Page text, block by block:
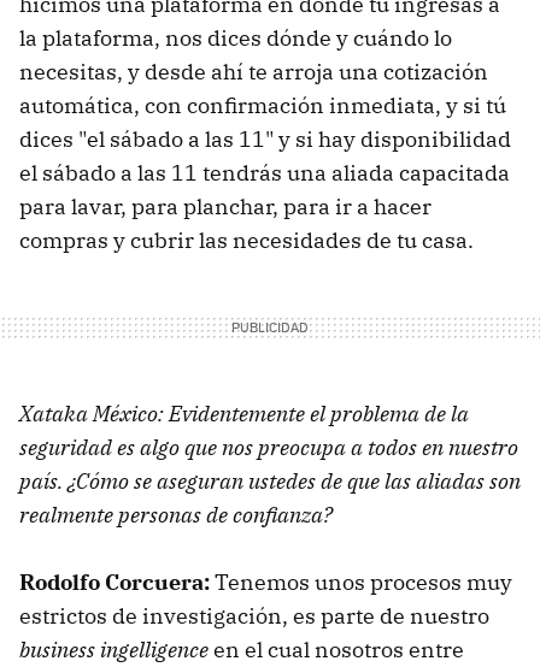
la plataforma, nos dices dónde y cuándo lo
necesitas, y desde ahí te arroja una cotización
automática, con confirmación inmediata, y si tú
dices "el sábado a las 11" y si hay disponibilidad
el sábado a las 11 tendrás una aliada capacitada
para lavar, para planchar, para ir a hacer
compras y cubrir las necesidades de tu casa.
Xataka México: Evidentemente el problema de la
seguridad es algo que nos preocupa a todos en nuestro
país. ¿Cómo se aseguran ustedes de que las aliadas son
realmente personas de confianza?
Rodolfo Corcuera:Tenemos unos procesos muy
estrictos de investigación, es parte de nuestro
business ingelligenceen el cual nosotros entre